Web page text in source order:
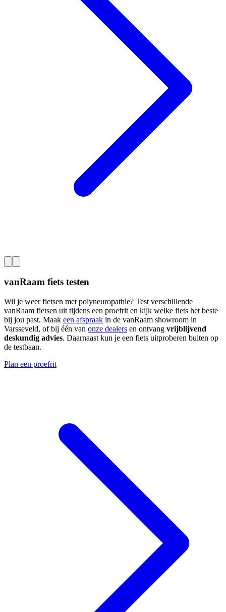
vanRaam fiets testen
Wil je weer fietsen met polyneuropathie? Test verschillende
vanRaam fietsen uit tijdens een proefrit en kijk welke fiets het beste
bij jou past. Maak een afspraak in de vanRaam showroom in
Varsseveld, of bij één van onze dealers en ontvang vrijblijvend
deskundig advies. Daarnaast kun je een fiets uitproberen buiten op
de testbaan.
Plan een proefrit